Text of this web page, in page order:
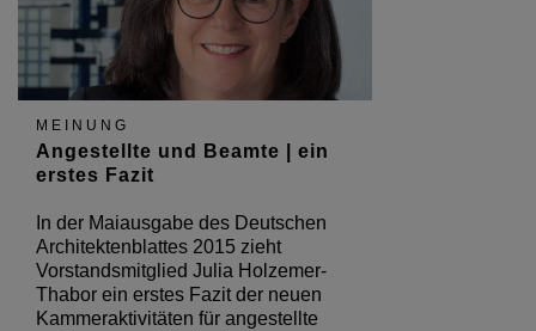
MEINUNG
Angestellte und Beamte | ein
erstes Fazit
In der Maiausgabe des Deutschen
Architektenblattes 2015 zieht
Vorstandsmitglied Julia Holzemer-
Thabor ein erstes Fazit der neuen
Kammeraktivitäten für angestellte